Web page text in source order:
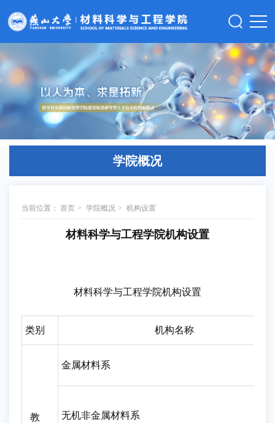
学院概况
当前位置： 首页 > 学院概况 > 机构设置
材料科学与工程学院机构设置
材料科学与工程学院机构设置
类别 机构名称
教
金属材料系
无机非金属材料系